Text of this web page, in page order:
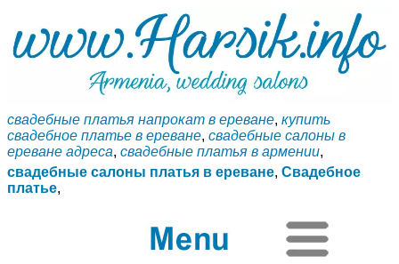
свадебные платья напрокат в ереване, купить
свадебное платье в ереване, свадебные салоны в
ереване адреса, свадебные платья в армении,
свадебные салоны платья в ереване, Свадебное
платье,